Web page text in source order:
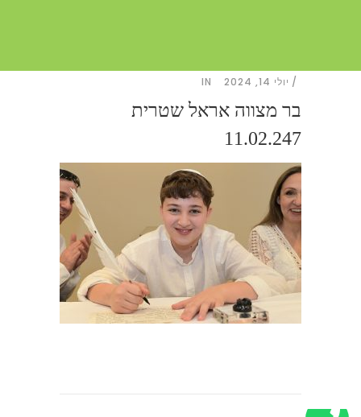
יולי 14, 2024 IN
בר מצווה אראל שטרית
11.02.247